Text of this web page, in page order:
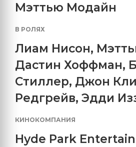
Мэттью Модайн
В РОЛЯХ
Лиам Нисон,
Дастин Хоффман,
Стиллер, Джон
Редгрейв, Эдди
КИНОКОМПАНИЯ
Hyde Park